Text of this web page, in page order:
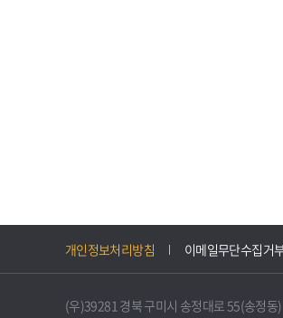
개인정보처리방침 이메일무단수집거
(우)39281 경북 구미시 송정대로 55(송정